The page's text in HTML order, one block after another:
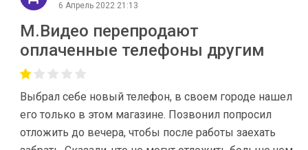
6 Апрель 2022 21:13
М.Видео перепродают
оплаченные телефоны другим
Выбрал себе новый телефон, в своем городе нашел
его только в этом магазине. Позвонил попросил
отложить до вечера, чтобы после работы заехать